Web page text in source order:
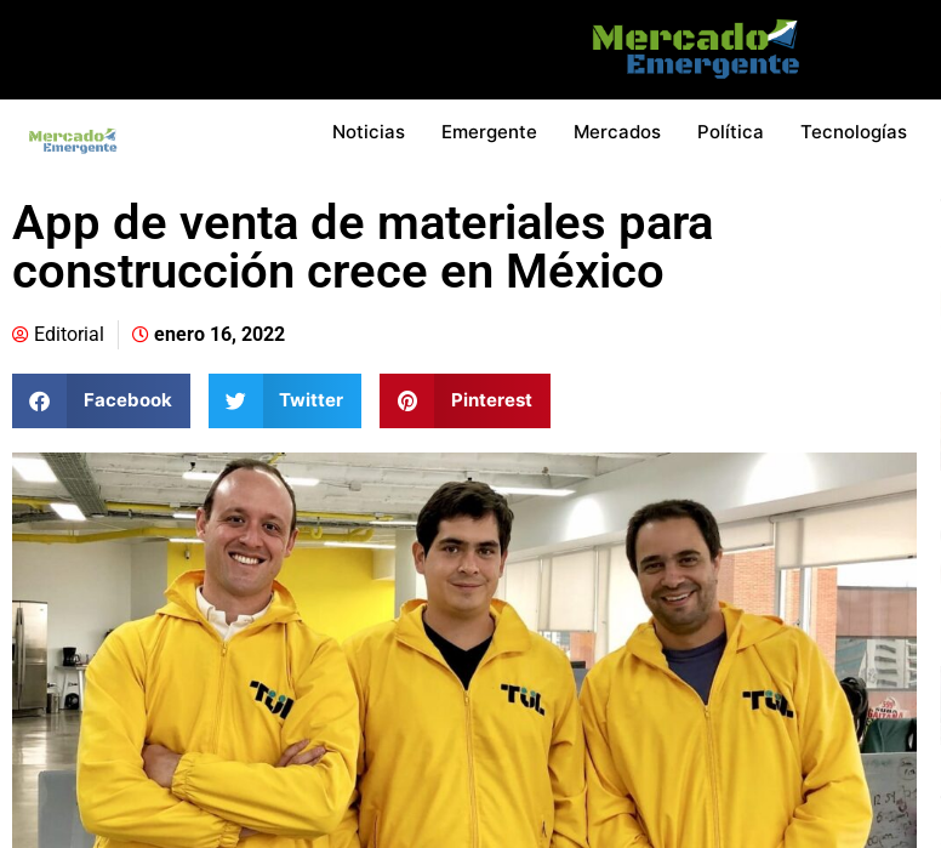
Noticias Emergente Mercados Política Tecnologías
App de venta de materiales para
construcción crece en México
Editorial enero 16, 2022
Facebook Twitter Pinterest